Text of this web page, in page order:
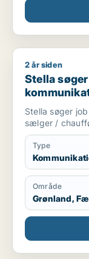
Stella søger
2 år siden
Stella
chauffør
Stella søger
sælger /
Type
Område
Grønland,